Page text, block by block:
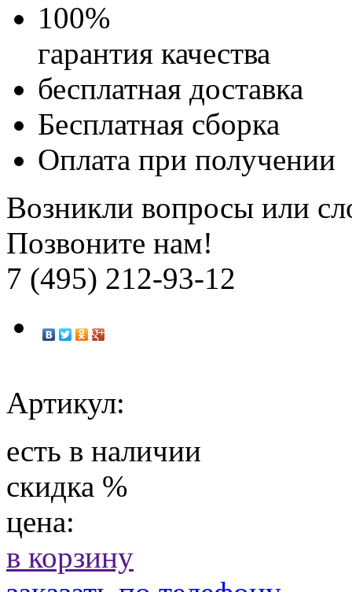
100%
гарантия качества
бесплатная доставка
Бесплатная сборка
Оплата при получении
Возникли вопросы или
Позвоните нам!
7 (495) 212-93-12
Артикул:
есть в наличии
скидка %
цена:
в корзину